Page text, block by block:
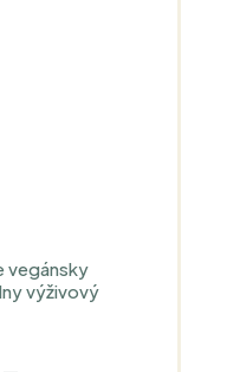
vegánsky
výživový